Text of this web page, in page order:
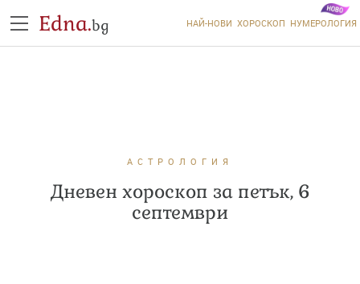
Edna.bg НАЙ-НОВИ ХОРОСКОП НУМЕРОЛОГИЯ
АСТРОЛОГИЯ
Дневен хороскоп за петък, 6
септември